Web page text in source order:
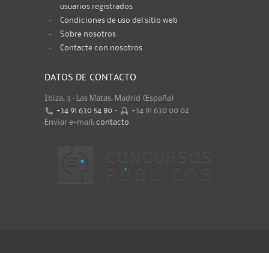
usuarios registrados
Condiciones de uso del sitio web
Sobre nosotros
Contacte con nosotros
DATOS DE CONTACTO
Ibiza, 3 · Las Matas, Madrid (España)
+34 91 630 54 80 -
+34 91 630 00 02
Enviar e-mail: contacto